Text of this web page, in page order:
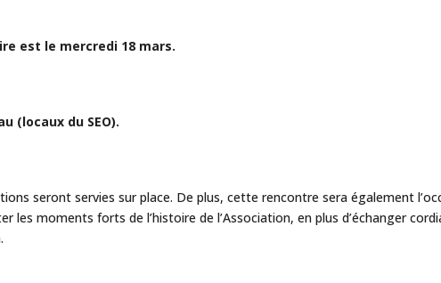
est le mercredi 18 mars.
(locaux du SEO).
seront servies sur place. De plus, cette rencontre sera également
les moments forts de l’histoire de l’Association, en plus d’échanger